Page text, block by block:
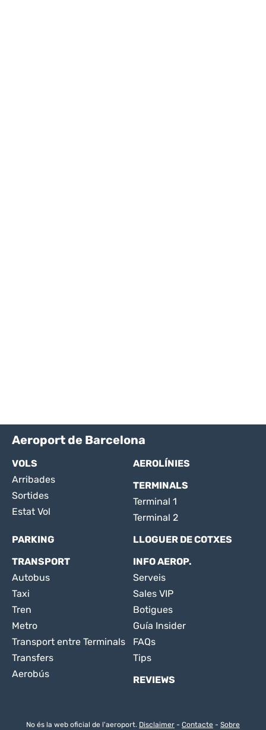
Aeroport de Barcelona
VOLS
Arribades
Sortides
Estat Vol
AEROLÍNIES
TERMINALS
Terminal 1
Terminal 2
PARKING
LLOGUER DE COTXES
TRANSPORT
Autobus
Taxi
Tren
Metro
Transport entre Terminals
Transfers
Aerobús
INFO AEROP.
Serveis
Sales VIP
Botigues
Guía Insider
FAQs
Tips
REVIEWS
No és la web oficial de l'aeroport. Disclaimer - Contacte - Sobre